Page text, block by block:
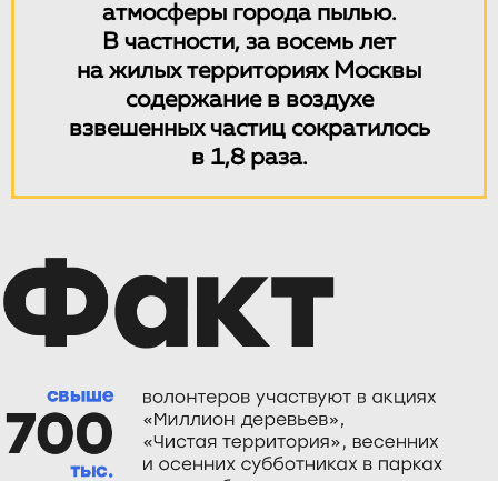
атмосферы города пылью.
В частности, за восемь лет
на жилых территориях Москвы
содержание в воздухе
взвешенных частиц сократилось
в 1,8 раза.